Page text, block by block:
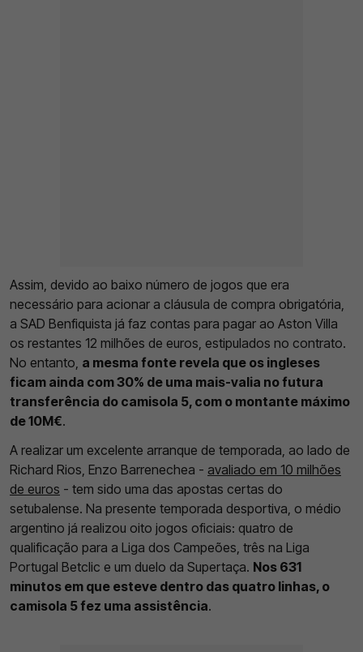
Assim, devido ao baixo número de jogos que era
necessário para acionar a cláusula de compra obrigatória,
a SAD Benfiquista já faz contas para pagar ao Aston Villa
os restantes 12 milhões de euros, estipulados no contrato.
No entanto, a mesma fonte revela que os ingleses
ficam ainda com 30% de uma mais-valia no futura
transferência do camisola 5, com o montante máximo
de 10M€.
A realizar um excelente arranque de temporada, ao lado de
Richard Rios, Enzo Barrenechea - avaliado em 10 milhões
de euros - tem sido uma das apostas certas do
setubalense. Na presente temporada desportiva, o médio
argentino já realizou oito jogos oficiais: quatro de
qualificação para a Liga dos Campeões, três na Liga
Portugal Betclic e um duelo da Supertaça. Nos 631
minutos em que esteve dentro das quatro linhas, o
camisola 5 fez uma assistência.